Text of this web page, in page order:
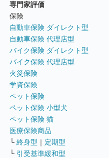
専門家評価
保険
自動車保険 ダイレクト型
自動車保険 代理店型
バイク保険 ダイレクト型
バイク保険 代理店型
火災保険
学資保険
ペット保険
ペット保険 小型犬
ペット保険 猫
医療保険商品
└ 終身型 ｜ 定期型
└ 引受基準緩和型